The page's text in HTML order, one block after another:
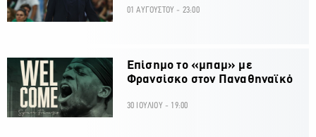
01 ΑΥΓΟΥΣΤΟΥ - 23:00
Επίσημο το «μπαμ» με
Φρανσίσκο στον Παναθηναϊκό
30 ΙΟΥΛΙΟΥ - 19:00